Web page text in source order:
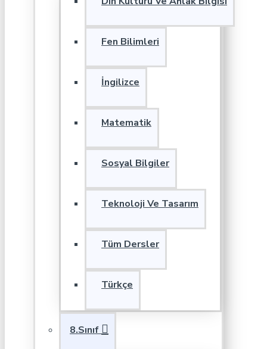
Fen Bilimleri
İngilizce
Matematik
Sosyal Bilgiler
Teknoloji Ve Tasarım
Tüm Dersler
Türkçe
8.Sınıf